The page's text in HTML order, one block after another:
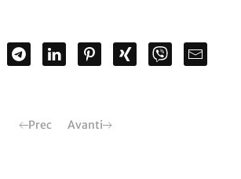
Prec Avanti